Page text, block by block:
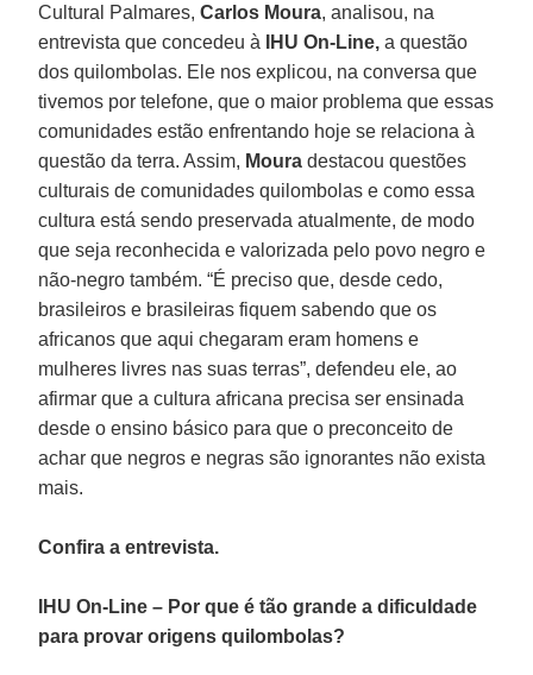
Cultural Palmares,Carlos Moura, analisou, na
entrevista que concedeu à IHU On-Line, a questão
dos quilombolas. Ele nos explicou, na conversa que
tivemos por telefone, que o maior problema que essas
comunidades estão enfrentando hoje se relaciona à
questão da terra. Assim, Moura destacou questões
culturais de comunidades quilombolas e como essa
cultura está sendo preservada atualmente, de modo
que seja reconhecida e valorizada pelo povo negro e
não-negro também. “É preciso que, desde cedo,
brasileiros e brasileiras fiquem sabendo que os
africanos que aqui chegaram eram homens e
mulheres livres nas suas terras”, defendeu ele, ao
afirmar que a cultura africana precisa ser ensinada
desde o ensino básico para que o preconceito de
achar que negros e negras são ignorantes não exista
mais.
Confira a entrevista.
IHU On-Line – Por que é tão grande a dificuldade
para provar origens quilombolas?